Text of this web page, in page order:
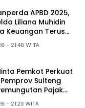
APBD 2025,
Liliana Muhidin
Keuangan Terus
Senin, 13 Juli 2026 - 21:46 WITA
Pemkot Perkuat
Sulteng
Pajak
Senin, 13 Juli 2026 - 21:23 WITA